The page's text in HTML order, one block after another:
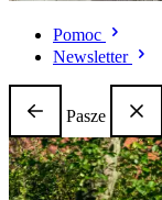
Pomoc
Newsletter
Pasze